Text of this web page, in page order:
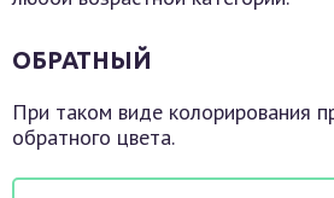
ОБРАТНЫЙ
При таком виде колорирования
обратного цвета.